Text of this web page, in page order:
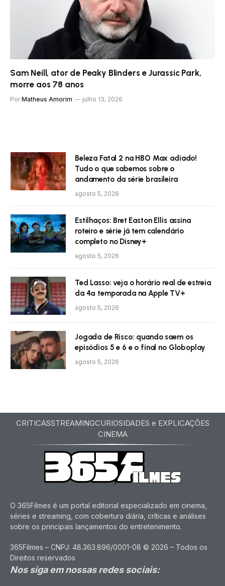
Sam Neill, ator de Peaky Blinders e Jurassic Park,
morre aos 78 anos
Por Matheus Amorim julho 13, 2026
Beleza Fatal 2 na HBO Max adiado!
Tudo o que sabemos sobre o
andamento da série brasileira
agosto 5, 2026
Estilhaços: Bret Easton Ellis assina
roteiro e série já tem calendário
completo no Disney+
agosto 5, 2026
Ted Lasso: veja o horário real de estreia
da 4ª temporada na Apple TV+
agosto 5, 2026
Jogada de Risco: quando saem os
episódios 5 e 6 e o final no Globoplay
agosto 5, 2026
CRITICASSTREAMINGCURIOSIDADES e EXPLICAÇÕES
CINEMA
O 365Filmes é um portal editorial especializado em cinema,
séries e streaming, com cobertura diária, críticas e análises
sobre os principais lançamentos do entretenimento.
365Filmes – CNPJ: 48.363.896/0001-08 © 2026 – Todos os
Direitos reservados
Nos siga em nossas redes sociais: